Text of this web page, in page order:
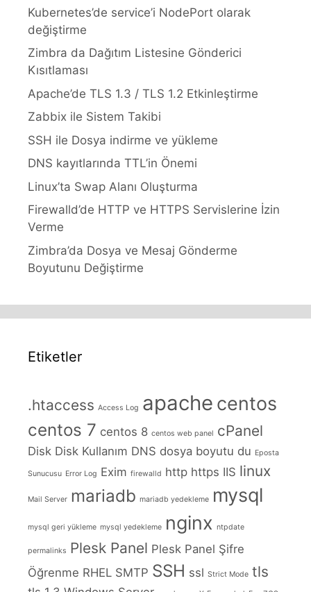
Kubernetes’de service’i NodePort olarak
değiştirme
Zimbra da Dağıtım Listesine Gönderici
Kısıtlaması
Apache’de TLS 1.3 / TLS 1.2 Etkinleştirme
Zabbix ile Sistem Takibi
SSH ile Dosya indirme ve yükleme
DNS kayıtlarında TTL’in Önemi
Linux’ta Swap Alanı Oluşturma
Firewalld’de HTTP ve HTTPS Servislerine İzin
Verme
Zimbra’da Dosya ve Mesaj Gönderme
Boyutunu Değiştirme
Etiketler
.htaccess Access Log apache centos
centos 7 centos 8 centos web panel cPanel
Disk Disk Kullanım DNS dosya boyutu du Eposta
Sunucusu Error Log Exim firewalld http https IIS linux
Mail Server mariadb mariadb yedekleme mysql
mysql geri yükleme mysql yedekleme nginx ntpdate
permalinks Plesk Panel Plesk Panel Şifre
Öğrenme RHEL SMTP SSH ssl Strict Mode tls